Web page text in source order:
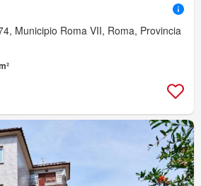
Municipio Roma VII, Roma, Provincia